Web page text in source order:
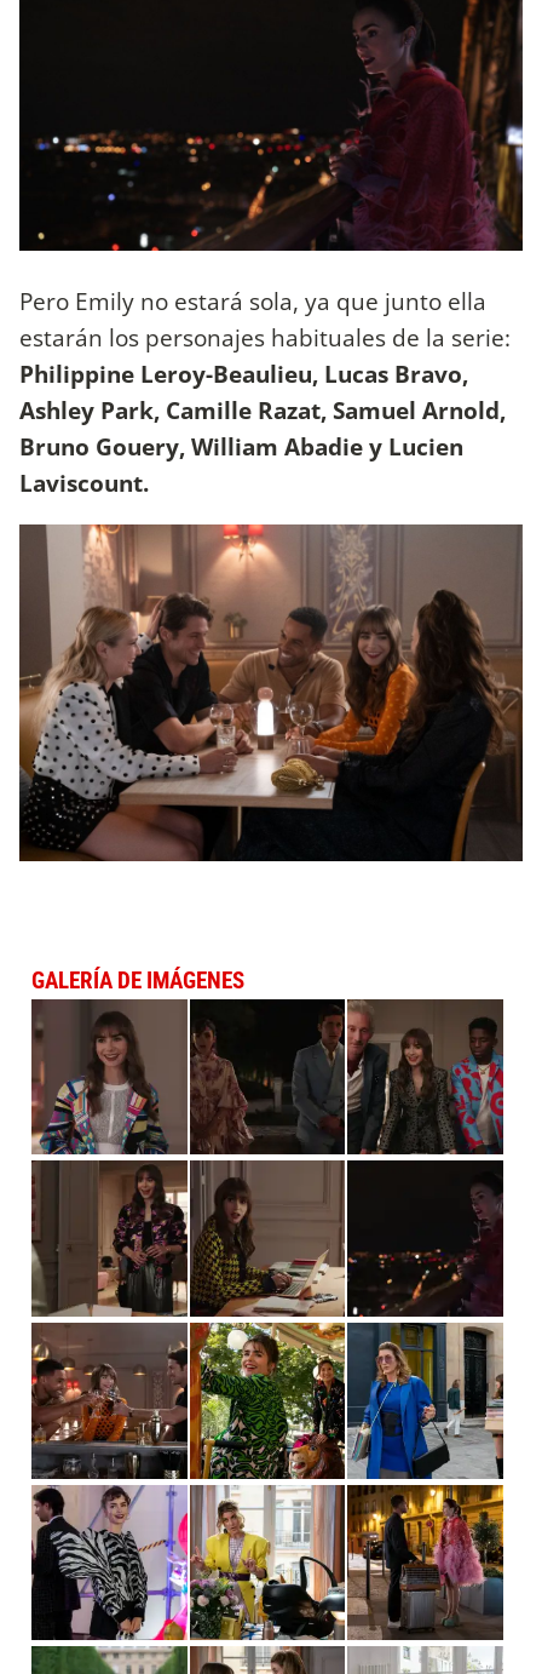
Pero Emily no estará sola, ya que junto ella
estarán los personajes habituales de la serie:
Philippine Leroy-Beaulieu, Lucas Bravo,
Ashley Park, Camille Razat, Samuel Arnold,
Bruno Gouery, William Abadie y Lucien
Laviscount.
GALERÍA DE IMÁGENES